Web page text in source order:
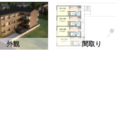
外観 間取り